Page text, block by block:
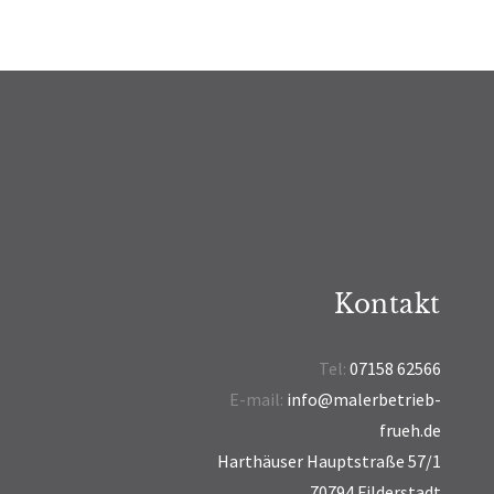
Kontakt
Tel: 07158 62566
E-mail: info@malerbetrieb-
frueh.de
Harthäuser Hauptstraße 57/1